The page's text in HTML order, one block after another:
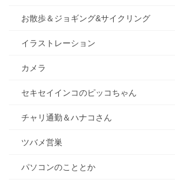
お散歩＆ジョギング&サイクリング
イラストレーション
カメラ
セキセイインコのピッコちゃん
チャリ通勤＆ハナコさん
ツバメ営巣
パソコンのこととか